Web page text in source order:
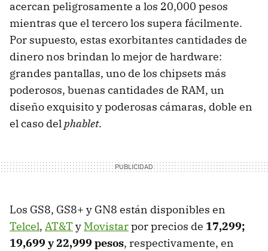
acercan peligrosamente a los 20,000 pesos
mientras que el tercero los supera fácilmente.
Por supuesto, estas exorbitantes cantidades de
dinero nos brindan lo mejor de hardware:
grandes pantallas, uno de los chipsets más
poderosos, buenas cantidades de RAM, un
diseño exquisito y poderosas cámaras, doble en
el caso delphablet.
Los GS8, GS8+ y GN8 están disponibles en
Telcel, AT&Ty Movistarpor precios de 17,299;
19,699 y 22,999 pesos, respectivamente, en